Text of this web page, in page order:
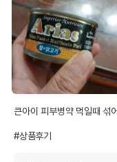
큰아이 피부병약 먹일때 섞
#상품후기